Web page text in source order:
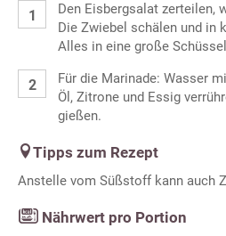
Den Eisbergsalat zerteilen,
Die Zwiebel schälen und in
Alles in eine große
Für die Marinade: Wasser
Öl, Zitrone und Essig
gießen.
Tipps zum Rezept
Anstelle vom Süßstoff kann auch
Nährwert pro Portion